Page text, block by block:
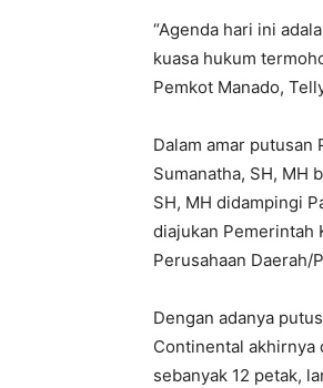
“Agenda hari ini
kuasa hukum
Pemkot Manado,
Dalam amar putusan
Sumanatha, SH, MH
SH, MH didampingi
diajukan Pemerintah
Perusahaan Daerah/
Dengan adanya
Continental akhirnya
sebanyak 12 petak,